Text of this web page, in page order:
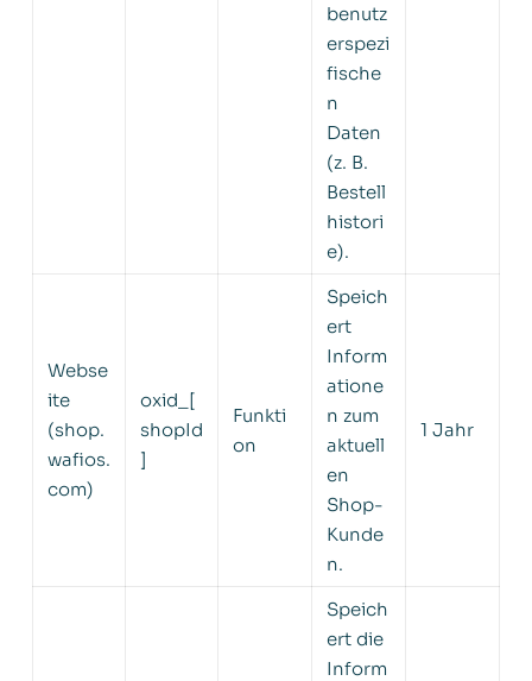
benutz
erspezi
fische
n
Daten
(z. B.
Bestell
histori
e).
Webse
ite
(shop.
wafios.
com)
oxid_[
shopId
]
Funkti
on
Speich
ert
Inform
atione
n zum
aktuell
en
Shop-
Kunde
n.
1 Jahr
Speich
ert die
Inform